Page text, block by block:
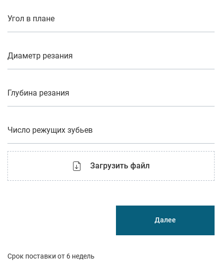
Срок поставки от 6 недель
Угол в плане
Диаметр резания
Глубина резания
Число режущих зубьев
Загрузить файл
Далее